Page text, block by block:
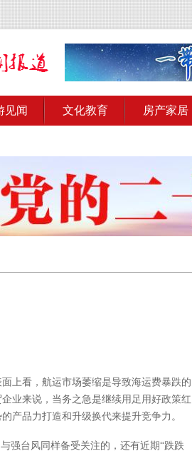
见闻 文化教育 房产家居
上看，航运市场萎缩是导致海运费暴跌的
业来说，当务之急是继续用足用好政策红
产品力打造和升级换代来提升竞争力。
强台风同样备受关注的，还有近期“跌跌